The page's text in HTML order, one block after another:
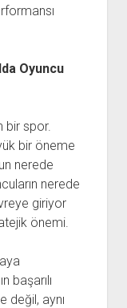
Oyuncu
bir spor.
bir öneme
nerede
nerede
giriyor
önemi.
başarılı
değil, aynı